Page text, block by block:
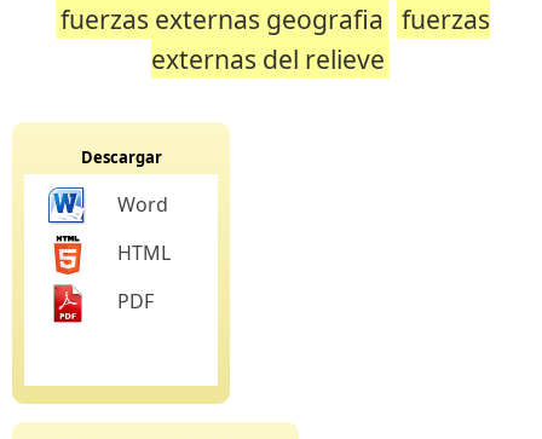
fuerzas externas geografia fuerzas
externas del relieve
Descargar
Word
HTML
PDF